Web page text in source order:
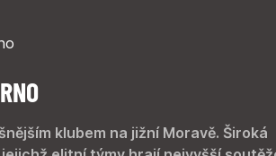
klubem na jižní Moravě. Široká